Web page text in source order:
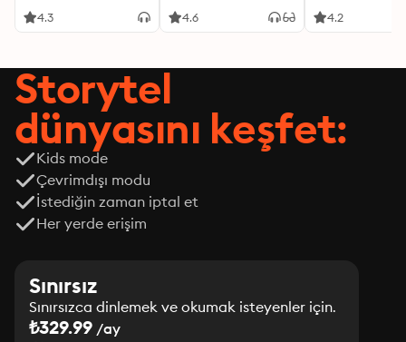
4.3 4.6 4.2
Storytel
dünyasını keşfet:
Kids mode
Çevrimdışı modu
İstediğin zaman iptal et
Her yerde erişim
Sınırsız
Sınırsızca dinlemek ve okumak isteyenler için.
₺329.99 /ay